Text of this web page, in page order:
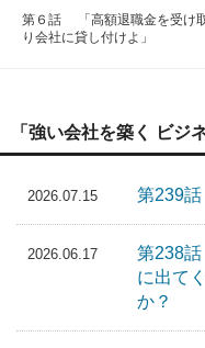
第６話 「高額退職金を受け
り会社に貸し付けよ」
「強い会社を築く ビジ
2026.07.15 第239
2026.06.17
第238
に出て
か？